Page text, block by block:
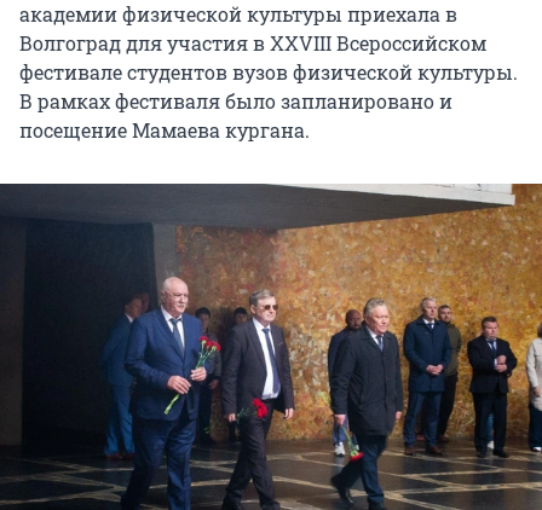
академии физической культуры приехала в
Волгоград для участия в XXVIII Всероссийском
фестивале студентов вузов физической культуры.
В рамках фестиваля было запланировано и
посещение Мамаева кургана.